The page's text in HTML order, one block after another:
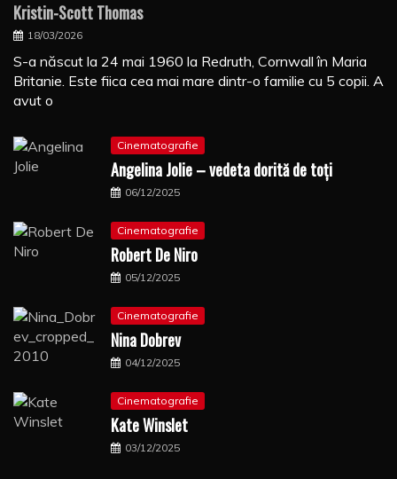
Kristin-Scott Thomas
18/03/2026
S-a născut la 24 mai 1960 la Redruth, Cornwall în Maria
Britanie. Este fiica cea mai mare dintr-o familie cu 5 copii. A
avut o
Cinematografie
Angelina Jolie – vedeta dorită de toți
06/12/2025
Cinematografie
Robert De Niro
05/12/2025
Cinematografie
Nina Dobrev
04/12/2025
Cinematografie
Kate Winslet
03/12/2025